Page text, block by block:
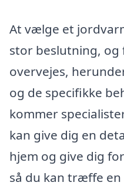
At vælge et
stor beslutning,
overvejes,
og de specifikke
kommer
kan give dig en
hjem og give dig
så du kan træffe